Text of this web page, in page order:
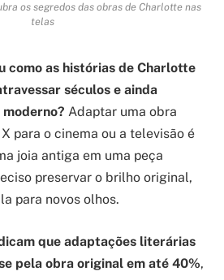
os segredos das obras de Charlotte nas
telas
como as histórias de Charlotte
séculos e ainda
Adaptar uma obra
para o cinema ou a televisão é
joia antiga em uma peça
preservar o brilho original,
para novos olhos.
que adaptações literárias
pela obra original em até 40%,